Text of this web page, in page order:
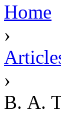
Home
›
›
В. А.